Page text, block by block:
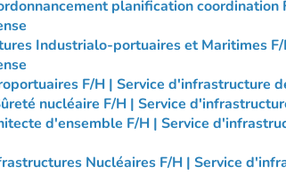
planification coordination
Industrialo-portuaires et Maritimes F/
F/H | Service d'infrastructure
nucléaire F/H | Service
d'ensemble F/H | Service
Nucléaires F/H | Service